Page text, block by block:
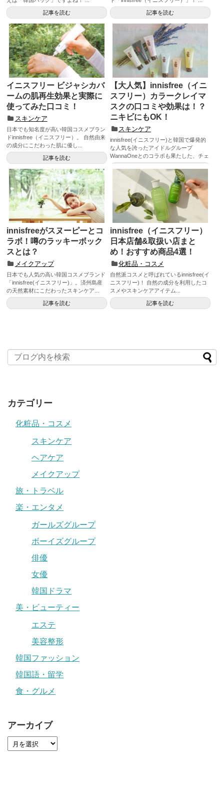
記事を読む 記事を読む
イニスフリー ビジャシカバ
ームの肌再生効果と実際に
使ってみた口コミ！
スキンケア
日本でも知名度が高い韓国コスメブラン
ドinnisfree（イニスフリー）。 自然由来
の成分にこだわった肌に優し...
記事を読む
【大人気】innisfree（イニ
スフリー）カラークレイマ
スクの口コミや効果は！？
ニキビにもOK！
スキンケア
innisfree(イニスフリー)と韓国で爆発的
な人気を誇ったアイドルグループ
WannaOneとのコラボも果たした、チェ
ジュ火山泥パ...
記事を読む
innisfreeがスヌーピーとコ
ラボ！噂のラッキーボック
スとは？
メイクアップ
日本でも人気の高い韓国コスメブランド
「innisfree(イニスフリー)」。済州島産
の天然素材にこだわったスキンケア...
記事を読む
innisfree（イニスフリー）
日本店舗&取扱い店まと
め！おすすめ商品4選！
化粧品・コスメ
自然派コスメと呼ばれているinnisfree(イ
ニスフリー)！ 自然の成分を利用したコ
スメやスキンケアアイテム...
記事を読む
カテゴリー
化粧品・コスメ
スキンケア
ヘアケア
メイクアップ
旅・トラベル
楽・エンタメ
ガールズグループ
ボーイズグループ
俳優
女優
韓国ドラマ
美・ビューティー
エステ
美容整形
韓国ファッション
韓国語・留学
食・グルメ
アーカイブ